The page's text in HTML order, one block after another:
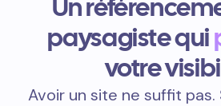
Un
paysagiste qui
votre
Avoir un site ne suffit pas.